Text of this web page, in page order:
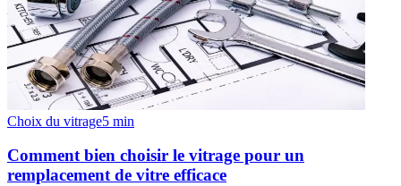
Choix du vitrage5 min
Comment bien choisir le vitrage pour un
remplacement de vitre efficace